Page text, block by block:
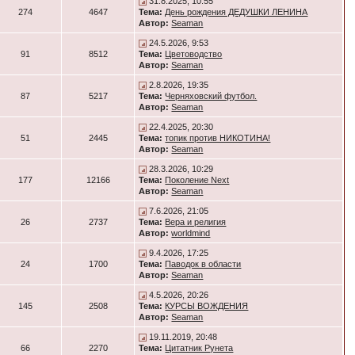
274 4647
Тема: День рождения ДЕДУШКИ ЛЕНИНА
Автор: Seaman
91 8512
24.5.2026, 9:53
Тема: Цветоводство
Автор: Seaman
87 5217
2.8.2026, 19:35
Тема: Черняховский футбол.
Автор: Seaman
51 2445
22.4.2025, 20:30
Тема: топик против НИКОТИНА!
Автор: Seaman
177 12166
28.3.2026, 10:29
Тема: Поколение Next
Автор: Seaman
26 2737
7.6.2026, 21:05
Тема: Вера и религия
Автор: worldmind
24 1700
9.4.2026, 17:25
Тема: Паводок в области
Автор: Seaman
145 2508
4.5.2026, 20:26
Тема: КУРСЫ ВОЖДЕНИЯ
Автор: Seaman
66 2270
19.11.2019, 20:48
Тема: Цитатник Рунета